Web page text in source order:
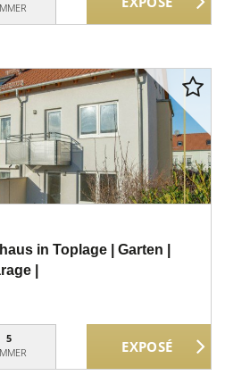
in Toplage | Garten |
|
5